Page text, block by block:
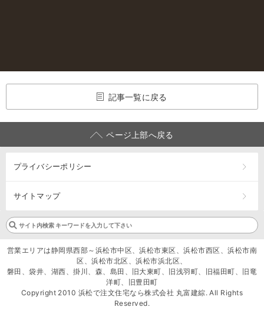
記事一覧に戻る
ページ上部へ戻る
プライバシーポリシー
サイトマップ
営業エリアは静岡県西部～浜松市中区、浜松市東区、浜松市西区、浜松市南
区、浜松市北区、浜松市浜北区、
磐田、袋井、湖西、掛川、森、島田、旧大東町、旧浅羽町、旧福田町、旧竜
洋町、旧豊田町
Copyright 2010 浜松で注文住宅なら株式会社 丸富建綜. All Rights
Reserved.